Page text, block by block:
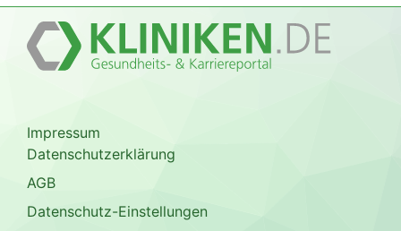
Impressum
Datenschutzerklärung
AGB
Datenschutz-Einstellungen